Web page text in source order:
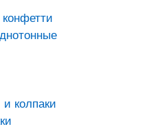
колпаки